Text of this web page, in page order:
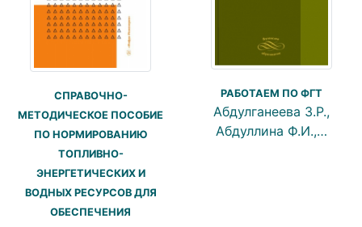
СПРАВОЧНО-
МЕТОДИЧЕСКОЕ ПОСОБИЕ
ПО НОРМИРОВАНИЮ
ТОПЛИВНО-
ЭНЕРГЕТИЧЕСКИХ И
ВОДНЫХ РЕСУРСОВ ДЛЯ
ОБЕСПЕЧЕНИЯ
РАБОТАЕМ ПО ФГТ
Абдулганеева З.Р.,
Абдуллина Ф.И.,…